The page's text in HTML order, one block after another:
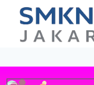
content